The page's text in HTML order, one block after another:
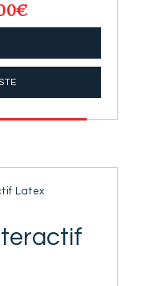
:
€
prix
est :